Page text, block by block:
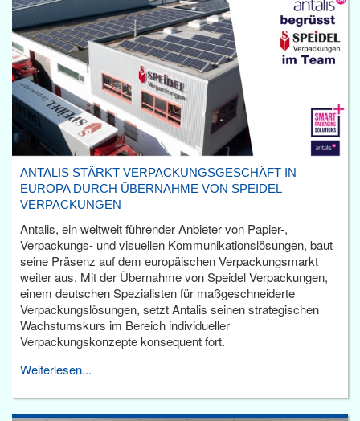
ANTALIS STÄRKT VERPACKUNGSGESCHÄFT IN
EUROPA DURCH ÜBERNAHME VON SPEIDEL
VERPACKUNGEN
Antalis, ein weltweit führender Anbieter von Papier-,
Verpackungs- und visuellen Kommunikationslösungen, baut
seine Präsenz auf dem europäischen Verpackungsmarkt
weiter aus. Mit der Übernahme von Speidel Verpackungen,
einem deutschen Spezialisten für maßgeschneiderte
Verpackungslösungen, setzt Antalis seinen strategischen
Wachstumskurs im Bereich individueller
Verpackungskonzepte konsequent fort.
Weiterlesen...